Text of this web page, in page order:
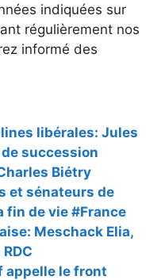
indiquées sur
régulièrement nos
informé des
libérales: Jules
succession
Biétry
et sénateurs de
fin de vie #France
Meschack Elia,
appelle le front